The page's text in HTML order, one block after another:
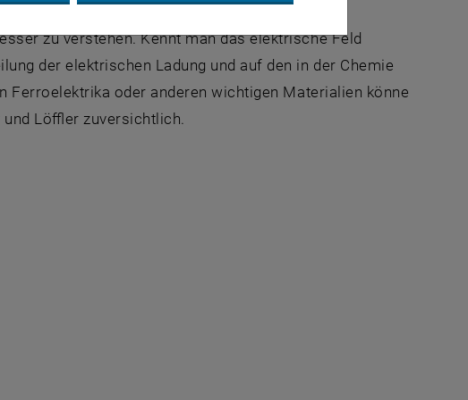
zu verstehen. Kennt man das elektrische Feld
der elektrischen Ladung und auf den in der Chemie
Ferroelektrika oder anderen wichtigen Materialien könne
Löffler zuversichtlich.